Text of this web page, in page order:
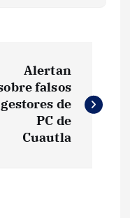
Alertan
falsos
gestores de
PC de
Cuautla